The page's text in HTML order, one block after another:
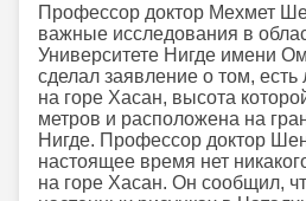
Профессор доктор Мехмет
важные исследования в
Университете Нигде имени
сделал заявление о том,
на горе Хасан, высота
метров и расположена на
Нигде. Профессор доктор
настоящее время нет
на горе Хасан. Он сообщил,